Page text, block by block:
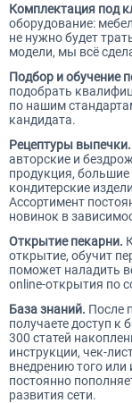
Комплектация под
оборудование:
не нужно будет
модели, мы всё
Подбор и обучение
подобрать
по нашим
кандидата.
Рецептуры выпечки.
авторские и
продукция, большие
кондитерские
Ассортимент
новинок в
Открытие пекарни.
открытие, обучит
поможет наладить
online-открытия по
База знаний. После
получаете доступ к
300 статей
инструкции, чек-
внедрению того
постоянно
развития сети.